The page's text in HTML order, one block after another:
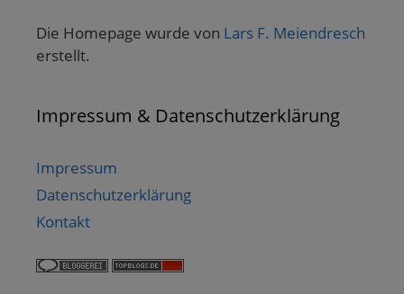
Die Homepage wurde von Lars F. Meiendresch
erstellt.
Impressum & Datenschutzerklärung
Impressum
Datenschutzerklärung
Kontakt